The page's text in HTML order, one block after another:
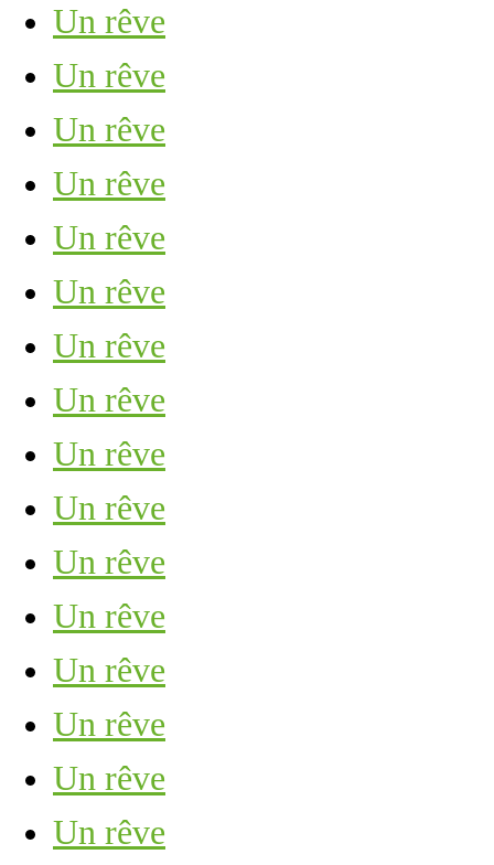
Un rêve
Un rêve
Un rêve
Un rêve
Un rêve
Un rêve
Un rêve
Un rêve
Un rêve
Un rêve
Un rêve
Un rêve
Un rêve
Un rêve
Un rêve
Un rêve